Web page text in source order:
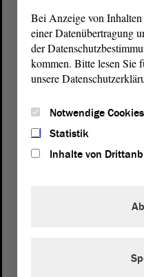
von Sachsen-
Bei Anzeige von
einer Datenübertragung
der
kommen. Bitte lesen Sie
unsere
Notwendige Cookies
Statistik
Inhalte von